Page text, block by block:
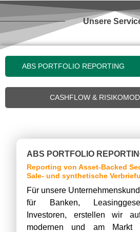
Unsere
ABS PORTFOLIO REPORTING
CASHFLOW &
ABS PORTFOLIO
Reporting von Asset-Backed
Sale- und synthetische
Für unsere
für Banken,
Investoren, erstellen wir
modernen und am Markt